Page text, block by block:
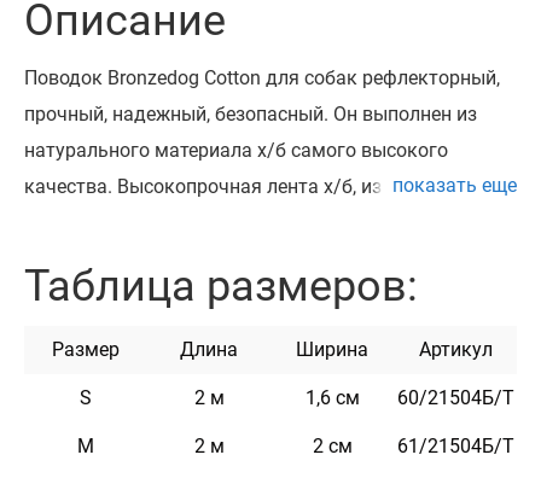
Описание
Поводок Bronzedog Cotton для собак рефлекторный,
прочный, надежный, безопасный. Он выполнен из
натурального материала х/б самого высокого
качества. Высокопрочная лента х/б, из которой
надежным металлическим карабином с карбоновым
Он практичен и неприхотлив в уходе.
показать еще
Таблица размеров:
Размер Длина Ширина Артикул
S 2 м 1,6 см 60/21504Б/Т
M 2 м 2 см 61/21504Б/Т